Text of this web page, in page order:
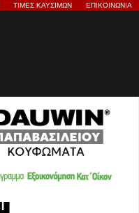
ΤΙΜΕΣ ΚΑΥΣΙΜΩΝ ΕΠΙΚΟΙΝΩΝΙΑ